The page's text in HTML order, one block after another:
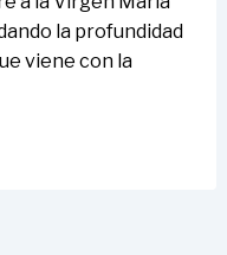
la profundidad
viene con la